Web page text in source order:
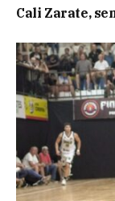
Cali Zarate,